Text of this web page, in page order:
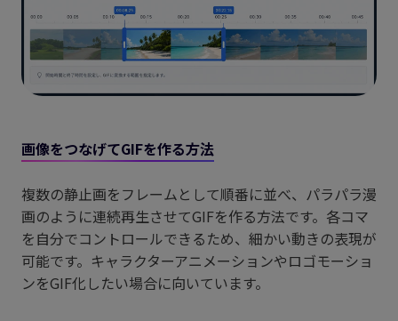
画像をつなげてGIFを作る方法
複数の静止画をフレームとして順番に並べ、パラパラ漫
画のように連続再生させてGIFを作る方法です。各コマ
を自分でコントロールできるため、細かい動きの表現が
可能です。キャラクターアニメーションやロゴモーショ
ンをGIF化したい場合に向いています。